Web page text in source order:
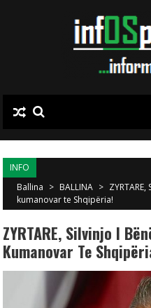
INFO
Ballina > BALLINA >
kumanovar te Shqipëria!
ZYRTARE, Silvinjo I
Kumanovar Te